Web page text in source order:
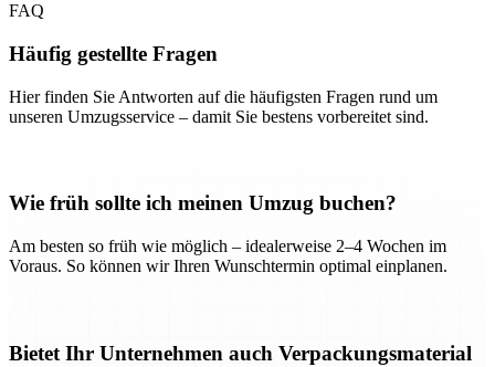
FAQ
Häufig gestellte Fragen
Hier finden Sie Antworten auf die häufigsten Fragen rund um
unseren Umzugsservice – damit Sie bestens vorbereitet sind.
Wie früh sollte ich meinen Umzug buchen?
Am besten so früh wie möglich – idealerweise 2–4 Wochen im
Voraus. So können wir Ihren Wunschtermin optimal einplanen.
Bietet Ihr Unternehmen auch Verpackungsmaterial